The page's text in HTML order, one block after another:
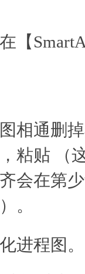
【
相通删
粘贴 （
会在第
。
进程图。